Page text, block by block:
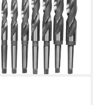
mm
€